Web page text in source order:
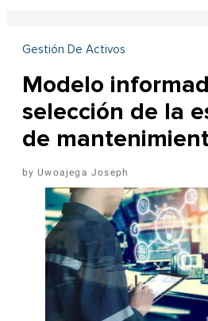
Gestión De Activos
Modelo
selección de la
de
Uwoajega Joseph